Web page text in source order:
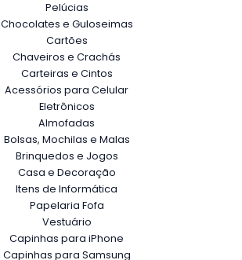
Pelúcias
Chocolates e Guloseimas
Cartões
Chaveiros e Crachás
Carteiras e Cintos
Acessórios para Celular
Eletrônicos
Almofadas
Bolsas, Mochilas e Malas
Brinquedos e Jogos
Casa e Decoração
Itens de Informática
Papelaria Fofa
Vestuário
Capinhas para iPhone
Capinhas para Samsung